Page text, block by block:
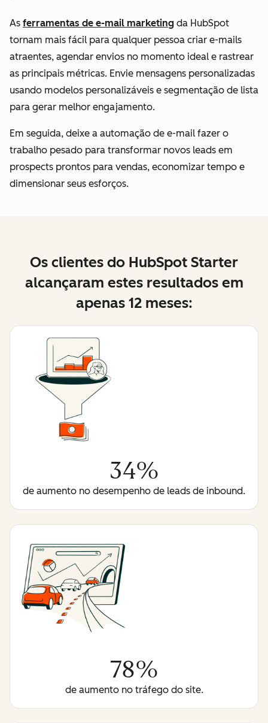
As ferramentas de e-mail marketing da HubSpot
tornam mais fácil para qualquer pessoa criar e-mails
atraentes, agendar envios no momento ideal e rastrear
as principais métricas. Envie mensagens personalizadas
usando modelos personalizáveis e segmentação de lista
para gerar melhor engajamento.
Em seguida, deixe a automação de e-mail fazer o
trabalho pesado para transformar novos leads em
prospects prontos para vendas, economizar tempo e
dimensionar seus esforços.
Os clientes do HubSpot Starter
alcançaram estes resultados em
apenas 12 meses:
34%
de aumento no desempenho de leads de inbound.
78%
de aumento no tráfego do site.